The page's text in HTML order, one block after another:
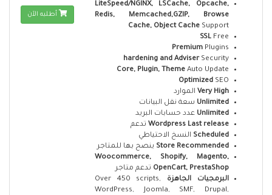
LiteSpeed/NGINX, LSCache, Opcache,
Redis, Memcached,GZIP, Browse
Cache, Object Cache Support
SSL Free
Premium Plugins
hardening and AdviserSecurity
Core, Plugin, Theme Auto Update
Optimized SEO
Very High الموارد
Unlimited سعة نقل البيانات
Unlimited عدد حسابات البريد
Wordpress Last release تدعم
Scheduled النسخ الاحتياطي
Store Recommended ينصح بها للمتاجر
Woocommerce, Shopify, Magento,
OpenCart, PrestaShop تدعم متاجر
البرمجيات الجاهزة
Over 450 scripts,
WordPress, Joomla, SMF, Drupal,
أطلبه الآن